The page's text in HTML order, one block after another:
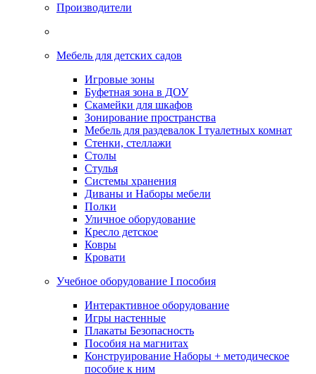
Производители
Мебель для детских садов
Игровые зоны
Буфетная зона в ДОУ
Скамейки для шкафов
Зонирование пространства
Мебель для раздевалок I туалетных комнат
Стенки, стеллажи
Столы
Стулья
Системы хранения
Диваны и Наборы мебели
Полки
Уличное оборудование
Кресло детское
Ковры
Кровати
Учебное оборудование I пособия
Интерактивное оборудование
Игры настенные
Плакаты Безопасность
Пособия на магнитах
Конструирование Наборы + методическое
пособие к ним